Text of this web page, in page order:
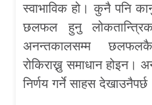
स्वाभाविक हो। कुनै पनि
छलफल हुनु
अनन्तकालसम्म
रोकिराख्नु समाधान होइन।
निर्णय गर्ने साहस